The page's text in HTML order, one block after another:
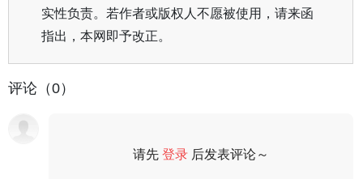
实性负责。若作者或版权人不愿被使用，请来函
指出，本网即予改正。
评论（0）
请先登录 后发表评论～